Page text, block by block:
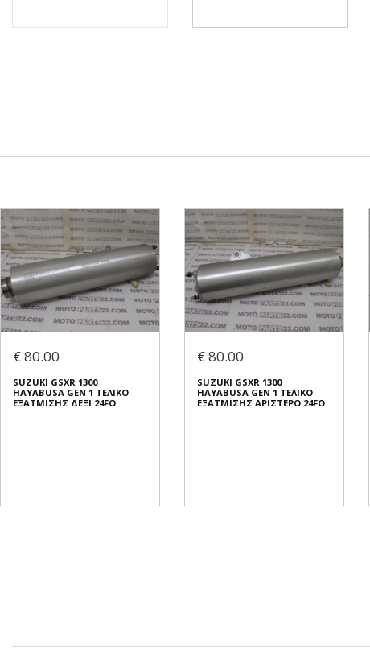
€ 80.00
SUZUKI GSXR 1300
HAYABUSA GEN 1 ΤΕΛΙΚΟ
ΕΞΑΤΜΙΣΗΣ ΔΕΞΙ 24FO
€ 80.00
SUZUKI GSXR 1300
HAYABUSA GEN 1 ΤΕΛΙΚΟ
ΕΞΑΤΜΙΣΗΣ ΑΡΙΣΤΕΡΟ 24FO